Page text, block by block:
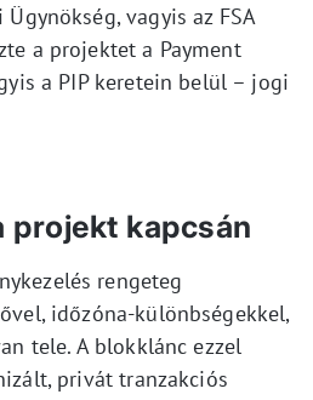
vagyis az FSA
a projektet a Payment
a PIP keretein belül – jogi
projekt kapcsán
rengeteg
időzóna-különbségekkel,
tele. A blokklánc ezzel
privát tranzakciós